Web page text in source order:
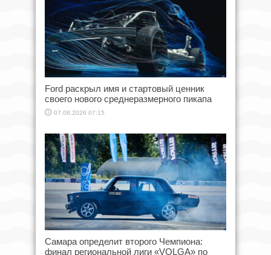
Ford раскрыл имя и стартовый ценник
своего нового среднеразмерного пикапа
07.08.2026 07:15
Самара определит второго Чемпиона:
финал региональной лиги «VOLGA» по